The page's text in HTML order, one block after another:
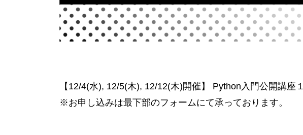
【12/4(水), 12/5(木), 12/12(木)開催】 Python入門公開講座
※お申し込みは最下部のフォームにて承っております。